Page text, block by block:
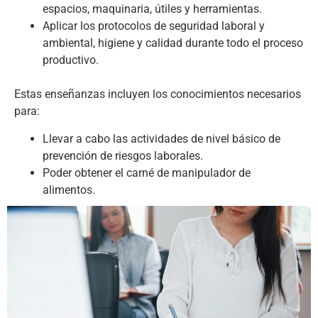
espacios, maquinaria, útiles y herramientas.
Aplicar los protocolos de seguridad laboral y
ambiental, higiene y calidad durante todo el proceso
productivo.
Estas enseñanzas incluyen los conocimientos necesarios
para:
Llevar a cabo las actividades de nivel básico de
prevención de riesgos laborales.
Poder obtener el carné de manipulador de
alimentos.